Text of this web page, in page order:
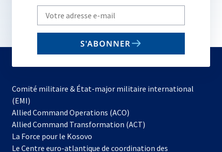
Write
your
email
S'ABONNER
Comité militaire & État-major militaire international
(EMI)
Allied Command Operations (ACO)
dans
nouvel
Allied Command Transformation (ACT)
La Force pour le Kosovo
dans
Le Centre euro-atlantique de coordination des